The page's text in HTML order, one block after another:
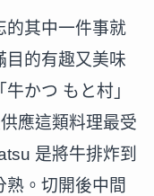
的其中一件事就
目的有趣又美味
かつ もと村」
應這類料理最受
是將牛排炸到
。切開後中間